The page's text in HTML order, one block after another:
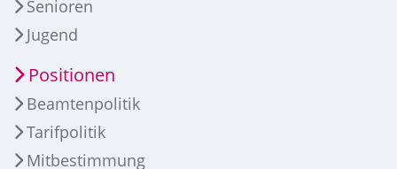
Senioren
Jugend
Positionen
Beamtenpolitik
Tarifpolitik
Mitbestimmung